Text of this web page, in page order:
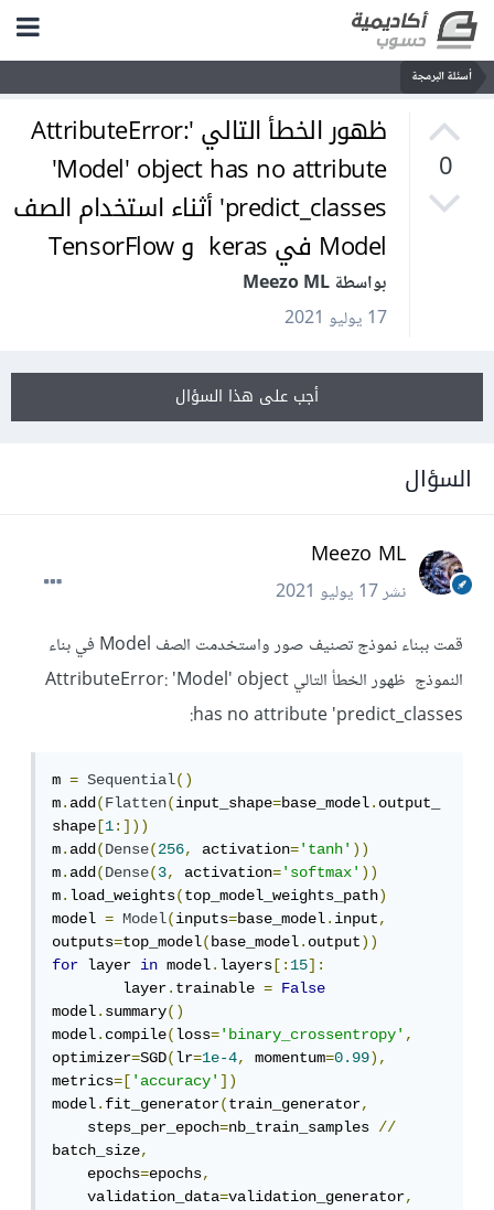
أسئلة البرمجة
0
ظهور الخطأ التالي 'AttributeError:
'Model' object has no attribute
'predict_classes أثناء استخدام الصف
Model في keras و TensorFlow
بواسطة Meezo ML
17 يوليو 2021
أجب على هذا السؤال
السؤال
Meezo ML
نشر17 يوليو 2021
قمت ببناء نموذج تصنيف صور واستخدمت الصف Model في بناء
النموذج ظهور الخطأ التالي AttributeError: 'Model' object
has no attribute 'predict_classes:
m = Sequential()
m.add(Flatten(input_shape=base_model.output_
shape [1:]))
m.add(Dense(256, activation='tanh'))
m.add(Dense(3, activation='softmax'))
m.load_weights(top_model_weights_path)
model = Model(inputs=base_model.input,
outputs=top_model(base_model.output))
for layer in model.layers [:15]:
        layer
.trainable =
False
model.summary()
model.compile(loss='binary_crossentropy',
optimizer=SGD(lr=1e-4, momentum=0.99),
metrics=['accuracy'])
model.fit_generator(train_generator,
    steps_per_epoch
=nb_train_samples //
batch_size,
    epochs
=epochs,
    validation_data
=validation_generator,